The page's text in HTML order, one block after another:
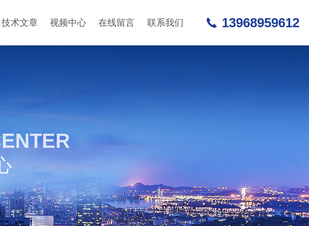
技术文章 视频中心 在线留言 联系我们 13968959612